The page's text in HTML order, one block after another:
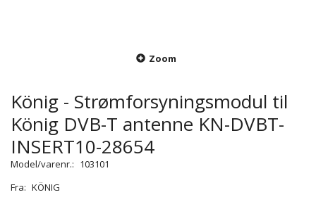
Zoom
König - Strømforsyningsmodul til
König DVB-T antenne KN-DVBT-
INSERT10-28654
Model/varenr.: 103101
Fra: KÖNIG